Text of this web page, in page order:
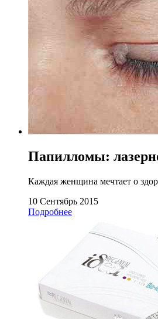
Папилломы:
Каждая женщина мечтает о
10 Сентябрь 2015
Подробнее